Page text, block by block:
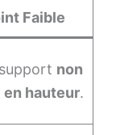
Faible
non
en hauteur.